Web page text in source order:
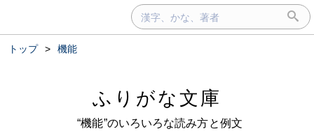
トップ > 機能
ふりがな文庫
“機能”のいろいろな読み方と例文